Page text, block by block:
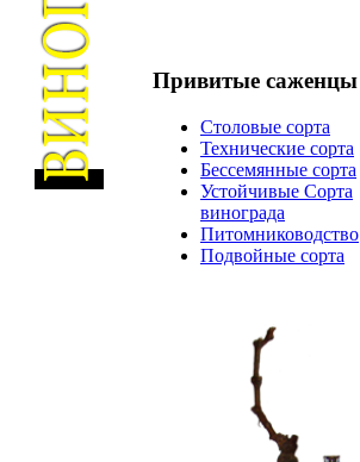
Привитые саженцы
Столовые сорта
Технические сорта
Бессемянные сорта
Устойчивые Сорта
винограда
Питомниководство
Подвойные сорта